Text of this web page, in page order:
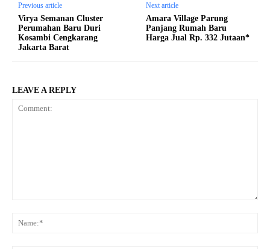
Previous article
Virya Semanan Cluster
Perumahan Baru Duri
Kosambi Cengkarang
Jakarta Barat
Next article
Amara Village Parung
Panjang Rumah Baru
Harga Jual Rp. 332 Jutaan*
LEAVE A REPLY